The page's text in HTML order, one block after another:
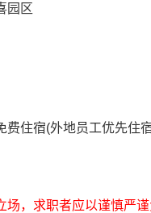
园区
费住宿(外地员工优先住
，求职者应以谨慎严